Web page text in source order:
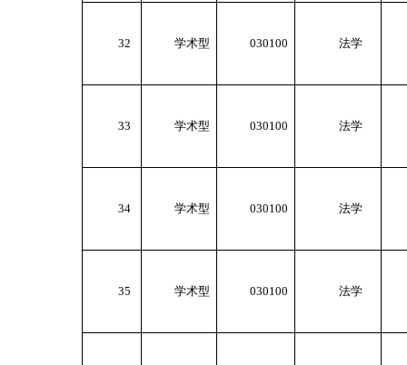
32 学术型 030100 法学
33 学术型 030100 法学
34 学术型 030100 法学
35 学术型 030100 法学